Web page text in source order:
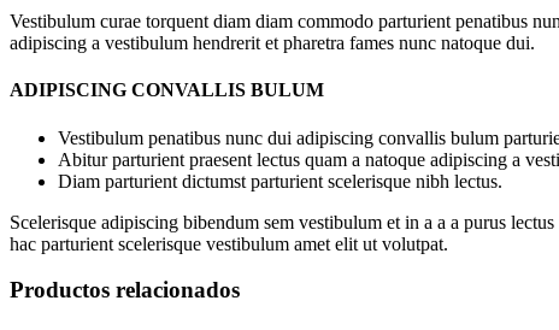
Vestibulum curae torquent diam diam commodo parturient penatibus
adipiscing a vestibulum hendrerit et pharetra fames nunc natoque dui.
ADIPISCING CONVALLIS BULUM
Vestibulum penatibus nunc dui adipiscing convallis bulum
Abitur parturient praesent lectus quam a natoque adipiscing a
Diam parturient dictumst parturient scelerisque nibh lectus.
Scelerisque adipiscing bibendum sem vestibulum et in a a a purus
hac parturient scelerisque vestibulum amet elit ut volutpat.
Productos relacionados